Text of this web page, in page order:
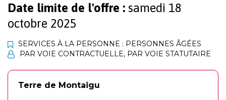
Date limite de l'offre : samedi 18
octobre 2025
SERVICES À LA PERSONNE : PERSONNES ÂGÉES
PAR VOIE CONTRACTUELLE, PAR VOIE STATUTAIRE
Terre de Montaigu